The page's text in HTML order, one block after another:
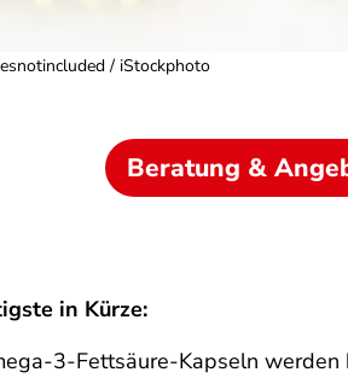
/ iStockphoto
Beratung &
in Kürze:
3-Fettsäure-Kapseln